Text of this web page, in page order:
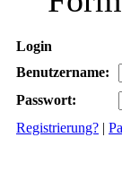
Login
Benutzername:
Passwort:
Registrierung? |